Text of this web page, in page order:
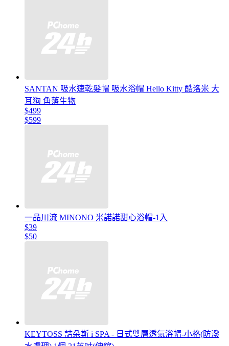
SANTAN 吸水速乾髮帽 吸水浴帽 Hello Kitty 酷洛米 大
耳狗 角落生物
$499
$599
一品川流 MINONO 米諾諾甜心浴帽-1入
$39
$50
KEYTOSS 詰朵斯 i SPA - 日式雙層透氣浴帽-小格(防潑